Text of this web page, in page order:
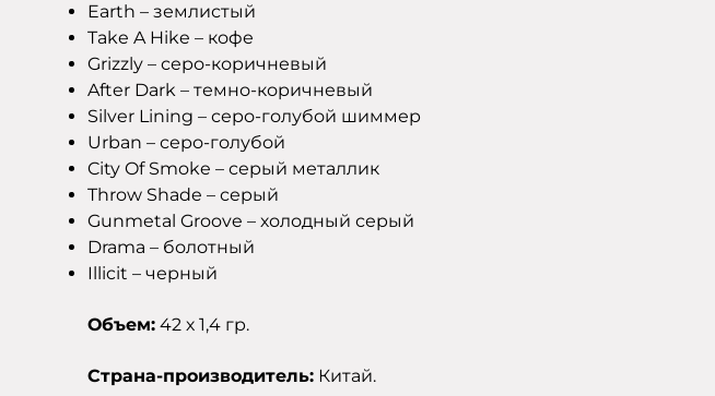
Earth – землистый
Take A Hike – кофе
Grizzly – серо-коричневый
After Dark – темно-коричневый
Silver Lining – серо-голубой шиммер
Urban – серо-голубой
City Of Smoke – серый металлик
Throw Shade – серый
Gunmetal Groove – холодный серый
Drama – болотный
Illicit – черный
Объем: 42 х 1,4 гр.
Страна-производитель: Китай.